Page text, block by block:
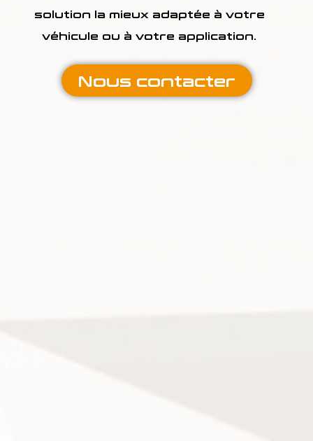
solution la mieux adaptée à votre
véhicule ou à votre application.
Nous contacter